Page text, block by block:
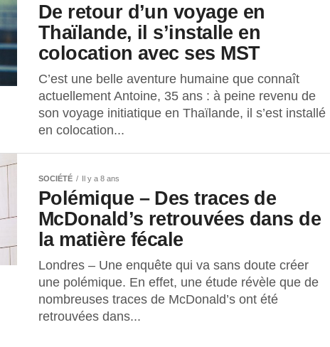
De retour d’un voyage en
Thaïlande, il s’installe en
colocation avec ses MST
C’est une belle aventure humaine que connaît
actuellement Antoine, 35 ans : à peine revenu de
son voyage initiatique en Thaïlande, il s’est installé
en colocation...
SOCIÉTÉ Il y a 8 ans
Polémique – Des traces de
McDonald’s retrouvées dans de
la matière fécale
Londres – Une enquête qui va sans doute créer
une polémique. En effet, une étude révèle que de
nombreuses traces de McDonald’s ont été
retrouvées dans...